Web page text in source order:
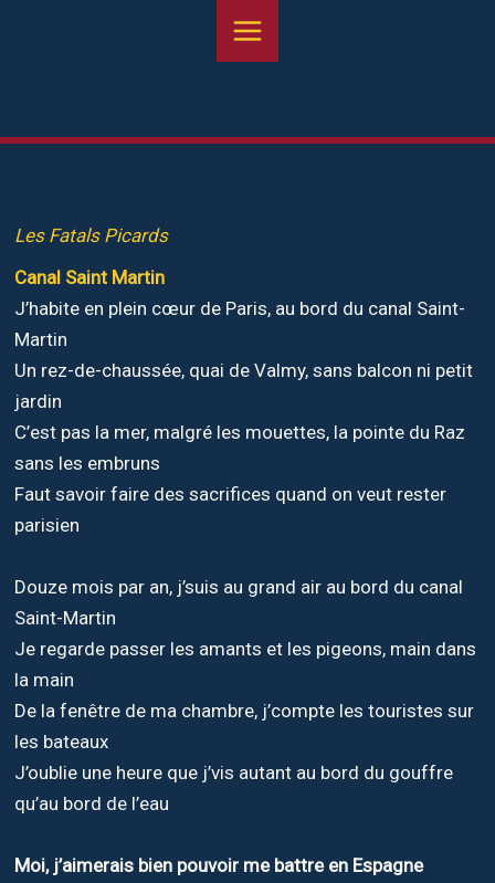
Les Fatals Picards
Canal Saint Martin
J’habite en plein cœur de Paris, au bord du canal Saint-
Martin
Un rez-de-chaussée, quai de Valmy, sans balcon ni petit
jardin
C’est pas la mer, malgré les mouettes, la pointe du Raz
sans les embruns
Faut savoir faire des sacrifices quand on veut rester
parisien
Douze mois par an, j’suis au grand air au bord du canal
Saint-Martin
Je regarde passer les amants et les pigeons, main dans
la main
De la fenêtre de ma chambre, j’compte les touristes sur
les bateaux
J’oublie une heure que j’vis autant au bord du gouffre
qu’au bord de l’eau
Moi, j’aimerais bien pouvoir me battre en Espagne